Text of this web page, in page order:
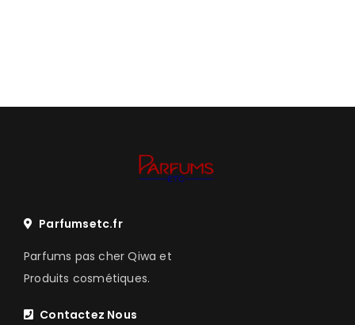
Parfumsetc.fr
Parfums pas cher Qiwa et
Produits cosmétiques.
Contactez Nous